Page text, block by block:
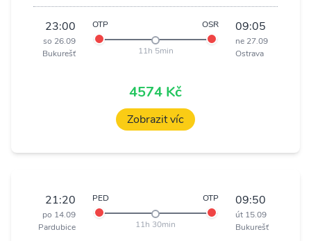
23:00
so 26.09
Bukurešť
OTP OSR
11h 5min
09:05
ne 27.09
Ostrava
4574 Kč
Zobrazit víc
21:20
po 14.09
Pardubice
PED OTP
11h 30min
09:50
út 15.09
Bukurešť